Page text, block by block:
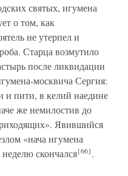
святых, игумена
о том, как
не утерпел и
Старца возмутило
после ликвидации
москвича Сергия:
и пити, в келий наедине
же немилостив до
Явившийся
«нача игумена
скончался{66}.